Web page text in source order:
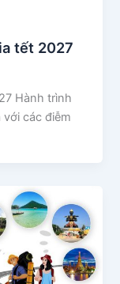
tết 2027
Hành trình
với các điễm